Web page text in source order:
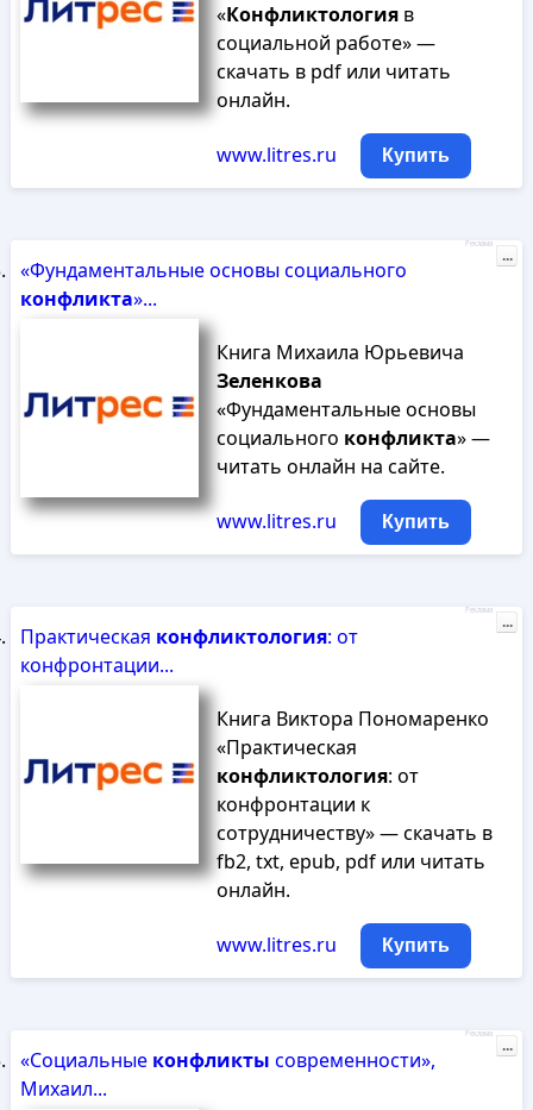
«Конфликтологияв
социальной работе» —
скачать в pdf или читать
онлайн.
www.litres.ru Купить
«Фундаментальные основы социального
конфликта»...
Книга Михаила Юрьевича
Зеленкова
«Фундаментальные основы
социального конфликта» —
читать онлайн на сайте.
www.litres.ru Купить
Реклама
...
Практическая конфликтология: от
конфронтации...
Книга Виктора Пономаренко
«Практическая
конфликтология: от
конфронтации к
сотрудничеству» — скачать в
fb2, txt, epub, pdf или читать
онлайн.
www.litres.ru Купить
Реклама
...
«Социальные конфликты современности»,
Михаил...
Реклама
...